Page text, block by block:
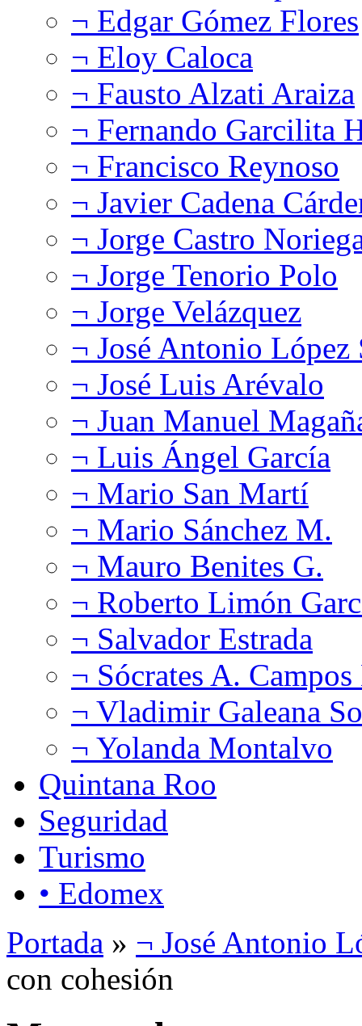
¬ Edgar Gómez Flores
¬ Eloy Caloca
¬ Fausto Alzati Araiza
¬ Fernando Garcilita
¬ Francisco Reynoso
¬ Javier Cadena
¬ Jorge Castro
¬ Jorge Tenorio Polo
¬ Jorge Velázquez
¬ José Antonio López
¬ José Luis Arévalo
¬ Juan Manuel
¬ Luis Ángel García
¬ Mario San Martí
¬ Mario Sánchez M.
¬ Mauro Benites G.
¬ Roberto Limón
¬ Salvador Estrada
¬ Sócrates A.
¬ Vladimir Galeana
¬ Yolanda Montalvo
Quintana Roo
Seguridad
Turismo
• Edomex
Portada » ¬ José Antonio
con cohesión